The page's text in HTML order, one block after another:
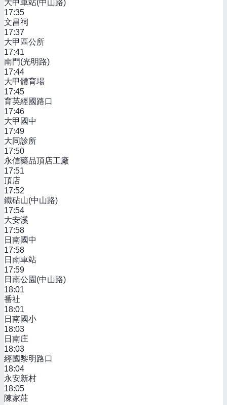
大甲車站(中山路)
17:35
文昌祠
17:37
大甲區公所
17:41
南門(光明路)
17:44
大甲體育場
17:45
育英經國路口
17:46
大甲國中
17:49
大同診所
17:50
永信藥品頂店工廠
17:51
頂店
17:52
鐵砧山(中山路)
17:54
大安溪
17:58
日南國中
17:58
日南車站
17:59
日南公園(中山路)
18:01
番社
18:01
日南國小
18:03
日南庄
18:03
經國黎明路口
18:04
永安新村
18:05
陳家莊